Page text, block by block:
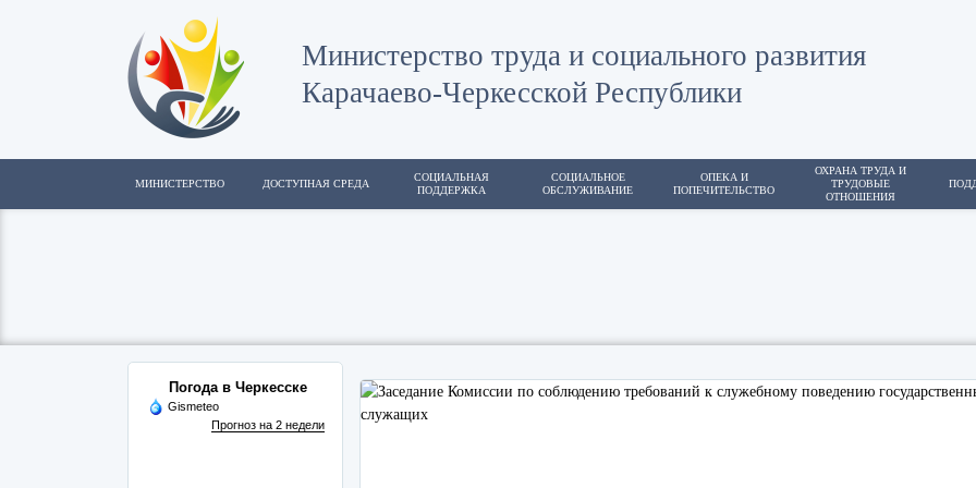
Министерство труда и социального развития
Карачаево-Черкесской Республики
МИНИСТЕРСТВО ДОСТУПНАЯ СРЕДА
СОЦИАЛЬНАЯ
ПОДДЕРЖКА
СОЦИАЛЬНОЕ
ОБСЛУЖИВАНИЕ
ОПЕКА И
ПОПЕЧИТЕЛЬСТВО
ОХРАНА ТРУДА И
ТРУДОВЫЕ
ОТНОШЕНИЯ
Погода в Черкесске
Gismeteo
Прогноз на 2 недели